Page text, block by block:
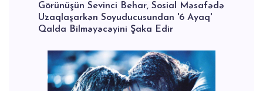
Görünüşün Sevinci Behar, Sosial Məsafədə
Uzaqlaşarkən Soyuducusundan '6 Ayaq'
Qalda Bilməyəcəyini Şaka Edir